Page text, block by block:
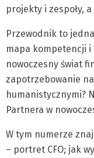
projekty i zespoły,
Przewodnik to
mapa kompetencji i
nowoczesny świat
zapotrzebowanie
humanistycznymi?
Partnera w
W tym numerze
– portret CFO; jak